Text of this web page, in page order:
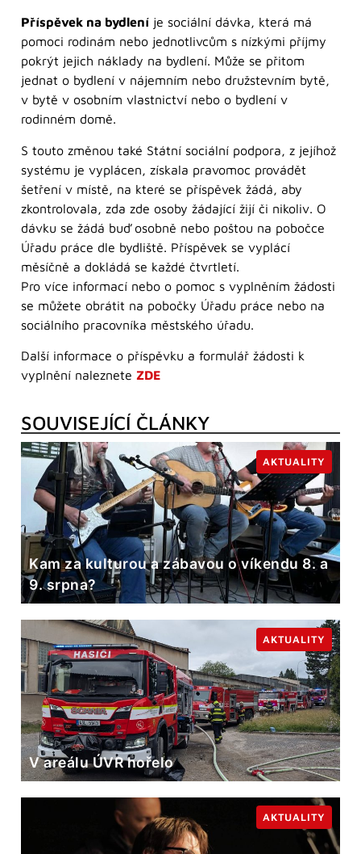
Příspěvek na bydlení je sociální dávka, která má
pomoci rodinám nebo jednotlivcům s nízkými příjmy
pokrýt jejich náklady na bydlení. Může se přitom
jednat o bydlení v nájemním nebo družstevním bytě,
v bytě v osobním vlastnictví nebo o bydlení v
rodinném domě.
S touto změnou také Státní sociální podpora, z jejíhož
systému je vyplácen, získala pravomoc provádět
šetření v místě, na které se příspěvek žádá, aby
zkontrolovala, zda zde osoby žádající žijí či nikoliv. O
dávku se žádá buď osobně nebo poštou na pobočce
Úřadu práce dle bydliště. Příspěvek se vyplácí
měsíčně a dokládá se každé čtvrtletí.
Pro více informací nebo o pomoc s vyplněním žádosti
se můžete obrátit na pobočky Úřadu práce nebo na
sociálního pracovníka městského úřadu.
Další informace o příspěvku a formulář žádosti k
vyplnění naleznete ZDE
SOUVISEJÍCÍ ČLÁNKY
Kam za kulturou a zábavou o víkendu 8. a
9. srpna?
AKTUALITY
V areálu ÚVR hořelo
AKTUALITY
AKTUALITY